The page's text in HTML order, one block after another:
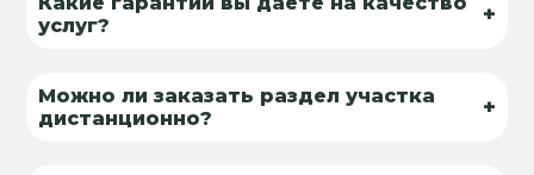
услуг?
+
Можно ли заказать раздел участка
дистанционно?
+